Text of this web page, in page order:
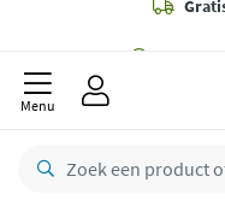
Menu